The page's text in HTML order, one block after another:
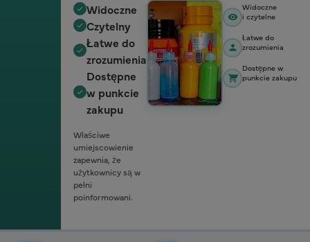
Widoczne
Czytelny
Łatwe do
zrozumienia
Dostępne
w punkcie
zakupu
Właściwe
umiejscowienie
zapewnia, że
użytkownicy są w
pełni
poinformowani.
Widoczne
i czytelne
Łatwe do
zrozumienia
Dostępne w
punkcie zakupu